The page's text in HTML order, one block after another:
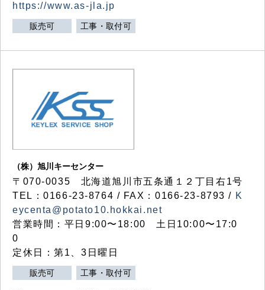
https://www.as-jla.jp
販売可 工事・取付可
（株）旭川キーセンター
〒070-0035 北海道旭川市五条通１２丁目右1号
TEL：0166-23-8764 / FAX：0166-23-8793 / K
eycenta@potato10.hokkai.net
営業時間：平日9:00〜18:00 土日10:00〜17:0
0
定休日：第1、3日曜日
販売可 工事・取付可